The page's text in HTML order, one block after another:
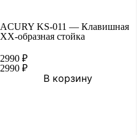
ACURY KS-011 — Клавишная
ХХ-образная стойка
2990 ₽
2990 ₽
В корзину